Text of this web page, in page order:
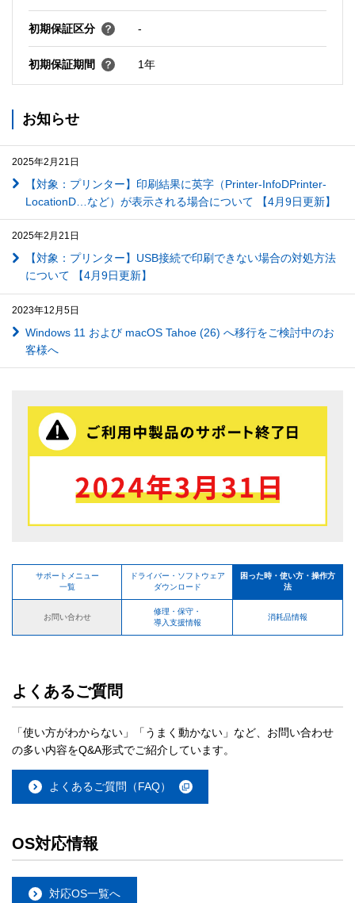
初期保証区分 -
初期保証期間 1年
お知らせ
2025年2月21日
【対象：プリンター】印刷結果に英字（Printer-InfoDPrinter-
LocationD…など）が表示される場合について 【4月9日更新】
2025年2月21日
【対象：プリンター】USB接続で印刷できない場合の対処方法
について 【4月9日更新】
2023年12月5日
Windows 11 および macOS Tahoe (26) へ移行をご検討中のお
客様へ
サポートメニュー
一覧
ドライバー・ソフトウェア
ダウンロード
困った時・使い方・操作方
法
お問い合わせ
修理・保守・
導入支援情報
消耗品情報
よくあるご質問
「使い方がわからない」「うまく動かない」など、お問い合わせ
の多い内容をQ&A形式でご紹介しています。
よくあるご質問（FAQ）
OS対応情報
対応OS一覧へ